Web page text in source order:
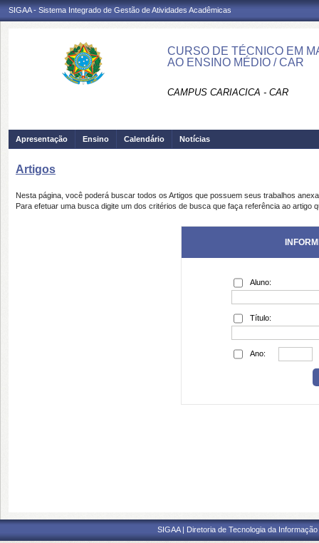
SIGAA - Sistema Integrado de Gestão de Atividades Acadêmicas
CURSO DE TÉCNICO EM
AO ENSINO MÉDIO / CAR
CAMPUS CARIACICA - CAR
Apresentação Ensino Calendário Notícias
Artigos
Nesta página, você poderá buscar todos os Artigos que possuem seus trabalhos
Para efetuar uma busca digite um dos critérios de busca que faça referência ao artigo
Aluno:
Título:
Ano:
SIGAA | Diretoria de Tecnologia da